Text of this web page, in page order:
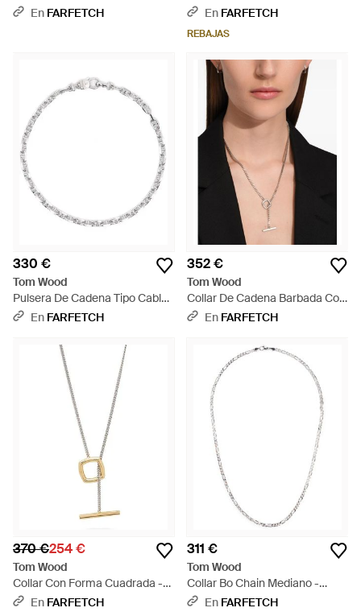
- Blanco
En FARFETCH
Lovers - Blanco
En FARFETCH
REBAJAS
330 €
Tom Wood
Pulsera De Cadena Tipo Cable
- Blanco
En FARFETCH
352 €
Tom Wood
Collar De Cadena Barbada Con
Colgante Cuadrado - Blanco
En FARFETCH
370 €254 €
Tom Wood
Collar Con Forma Cuadrada -
Metálico
En FARFETCH
311 €
Tom Wood
Collar Bo Chain Mediano -
Blanco
En FARFETCH